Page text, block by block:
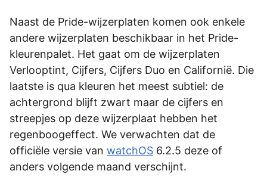
Naast de Pride-wijzerplaten komen ook enkele
andere wijzerplaten beschikbaar in het Pride-
kleurenpalet. Het gaat om de wijzerplaten
Verlooptint, Cijfers, Cijfers Duo en Californië. Die
laatste is qua kleuren het meest subtiel: de
achtergrond blijft zwart maar de cijfers en
streepjes op deze wijzerplaat hebben het
regenboogeffect. We verwachten dat de
officiële versie van watchOS 6.2.5 deze of
anders volgende maand verschijnt.